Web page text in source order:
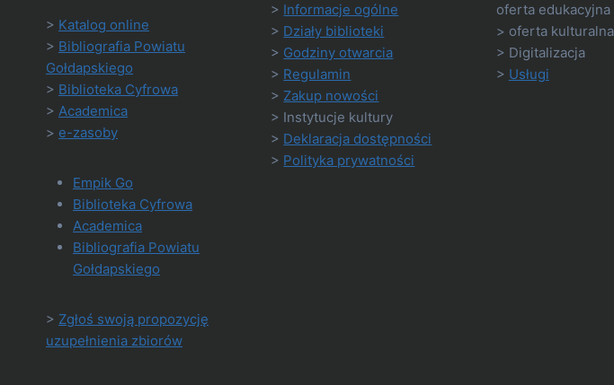
> Katalog online
> Bibliografia Powiatu
Gołdapskiego
> Biblioteka Cyfrowa
> Academica
> e-zasoby
Empik Go
Biblioteka Cyfrowa
Academica
Bibliografia Powiatu
Gołdapskiego
> Zgłoś swoją propozycję
uzupełnienia zbiorów
> Informacje ogólne
> Działy biblioteki
> Godziny otwarcia
> Regulamin
> Zakup nowości
> Instytucje kultury
> Deklaracja dostępności
> Polityka prywatności
oferta edukacyjna
> oferta kulturalna
> Digitalizacja
> Usługi